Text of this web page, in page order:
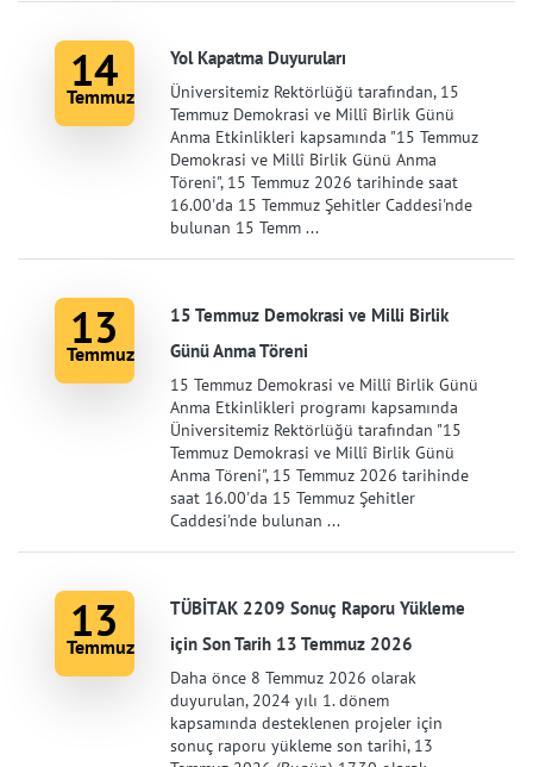
14
Temmuz
Yol Kapatma Duyuruları
Üniversitemiz Rektörlüğü tarafından, 15
Temmuz Demokrasi ve Millî Birlik Günü
Anma Etkinlikleri kapsamında "15 Temmuz
Demokrasi ve Millî Birlik Günü Anma
Töreni", 15 Temmuz 2026 tarihinde saat
16.00'da 15 Temmuz Şehitler Caddesi'nde
bulunan 15 Temm ...
13
Temmuz
15 Temmuz Demokrasi ve Milli Birlik
Günü Anma Töreni
15 Temmuz Demokrasi ve Millî Birlik Günü
Anma Etkinlikleri programı kapsamında
Üniversitemiz Rektörlüğü tarafından "15
Temmuz Demokrasi ve Millî Birlik Günü
Anma Töreni", 15 Temmuz 2026 tarihinde
saat 16.00'da 15 Temmuz Şehitler
Caddesi'nde bulunan ...
13
Temmuz
TÜBİTAK 2209 Sonuç Raporu Yükleme
için Son Tarih 13 Temmuz 2026
Daha önce 8 Temmuz 2026 olarak
duyurulan, 2024 yılı 1. dönem
kapsamında desteklenen projeler için
sonuç raporu yükleme son tarihi, 13